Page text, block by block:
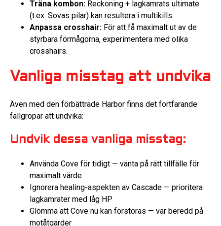
Träna kombon: Reckoning + lagkamrats ultimate
(t.ex. Sovas pilar) kan resultera i multikills.
Anpassa crosshair: För att få maximalt ut av de
styrbara förmågorna, experimentera med olika
crosshairs.
Vanliga misstag att undvika
Även med den förbättrade Harbor finns det fortfarande
fallgropar att undvika:
Undvik dessa vanliga misstag:
Använda Cove för tidigt — vänta på rätt tillfälle för
maximalt värde
Ignorera healing-aspekten av Cascade — prioritera
lagkamrater med låg HP
Glömma att Cove nu kan förstöras — var beredd på
motåtgärder